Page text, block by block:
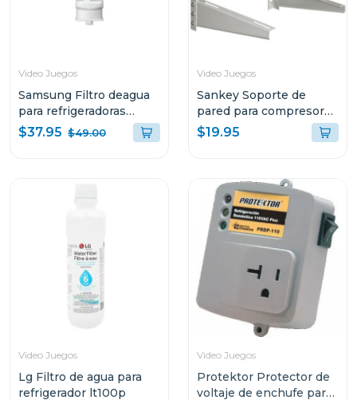
Video Juegos
Samsung Filtro deagua
para refrigeradoras
hafqin
$37.95 $49.00
Video Juegos
Sankey Soporte de
pared para compresores
de aire acondiconado
v5000
$19.95
Video Juegos
Lg Filtro de agua para
refrigerador lt100p
Video Juegos
Protektor Protector de
voltaje de enchufe para